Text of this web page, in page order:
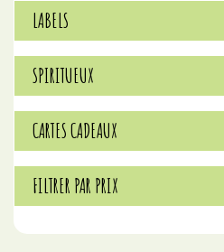
LABELS
SPIRITUEUX
CARTES CADEAUX
FILTRER PAR PRIX